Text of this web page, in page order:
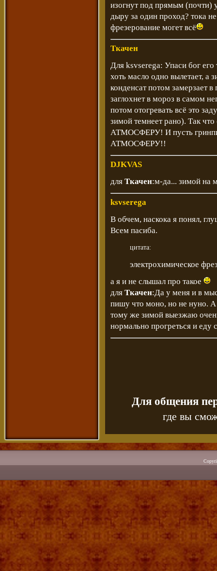
изогнут под прямым (почти)
дыру за один проход? тока
фрезерование могет всё
Ткачен
Для ksvserega: Упаси бог
хоть масло одно вылетает, а
конденсат потом замерзает
заглохнет в мороз в самом
потом отогревать всё это
зимой темнеет рано). Так
АТМОСФЕРУ! И пусть
АТМОСФЕРУ!!
DJKVAS
для Ткачен:м-да... зимой на
ksvserega
В обчем, наскока я понял,
Всем пасиба.
цитата:
электрохимическое
а я и не слышал про такое
для Ткачен:Да у меня и в
пишу что моно, но не нуно. А
тому же зимой выезжаю
нормально прогреться и еду
Для общения
где вы